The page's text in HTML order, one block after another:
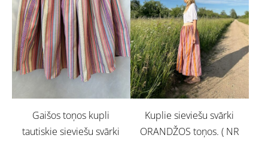
Gaišos toņos kupli
tautiskie sieviešu svārki
Kuplie sieviešu svārki
ORANDŽOS toņos. ( NR